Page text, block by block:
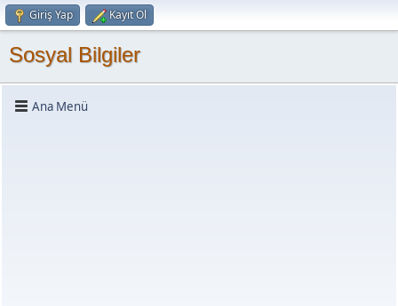
Giriş Yap Kayıt Ol
Sosyal Bilgiler
Ana Menü